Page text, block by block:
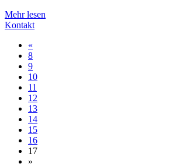
Mehr lesen
Kontakt
«
8
9
10
11
12
13
14
15
16
17
»